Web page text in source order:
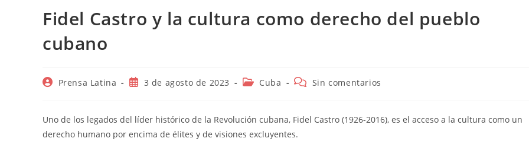
Fidel Castro y la cultura como derecho del pueblo
cubano
Autor
entrada:
Prensa Latina
Publicación
entrada:
3 de agosto de 2023
Categoría
entrada:
Cuba
Comentarios
entrada:
Sin comentarios
Uno de los legados del líder histórico de la Revolución cubana, Fidel Castro (1926-2016), es el acceso a la cultura como un
derecho humano por encima de élites y de visiones excluyentes.